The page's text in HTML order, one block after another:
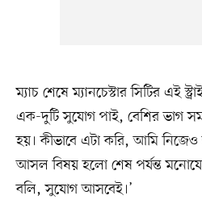
ম্যাচ শেষে ম্যানচেস্টার সিটির এই
এক-দুটি সুযোগ পাই, বেশির ভাগ
হয়। কীভাবে এটা করি, আমি নিজেও
আসল বিষয় হলো শেষ পর্যন্ত
বলি, সুযোগ আসবেই।’